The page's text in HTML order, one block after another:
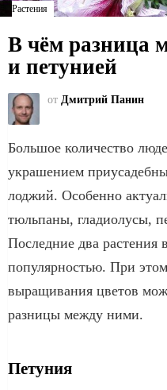
Растения
В чём разница
и петунией
от Дмитрий Панин
Большое количество
украшением
лоджий. Особенно
тюльпаны, гладиолусы,
Последние два растения
популярностью. При
выращивания цветов
разницы между ними.
Петуния